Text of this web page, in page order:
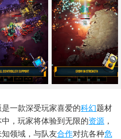
是一款深受玩家喜爱的科幻题材
中，玩家将体验到无限的资源 ，
领域，与队友合作对抗各种危